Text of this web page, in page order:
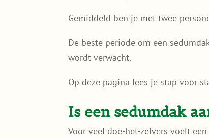
Gemiddeld ben je met twee
De beste periode om een
wordt verwacht.
Op deze pagina lees je stap voor
Is een sedumdak
Voor veel doe-het-zelvers voelt